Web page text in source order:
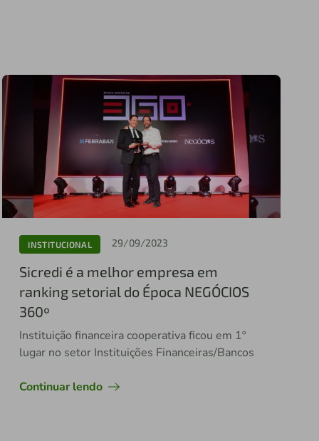
INSTITUCIONAL 29/09/2023
Sicredi é a melhor empresa em
ranking setorial do Época NEGÓCIOS
360º
Instituição financeira cooperativa ficou em 1º
lugar no setor Instituições Financeiras/Bancos
Continuar lendo